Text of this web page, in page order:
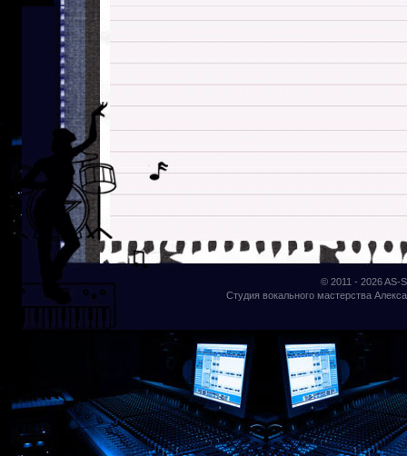
© 2011 - 2026AS-
Студия вокального мастерства